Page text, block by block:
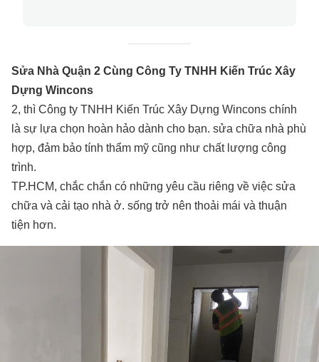
Sửa Nhà Quận 2 Cùng Công Ty TNHH Kiến Trúc Xây
Dựng Wincons
2, thì Công ty TNHH Kiến Trúc Xây Dựng Wincons chính
là sự lựa chọn hoàn hảo dành cho bạn. sửa chữa nhà phù
hợp, đảm bảo tính thẩm mỹ cũng như chất lượng công
trình.
TP.HCM, chắc chắn có những yêu cầu riêng về việc sửa
chữa và cải tạo nhà ở. sống trở nên thoải mái và thuận
tiện hơn.